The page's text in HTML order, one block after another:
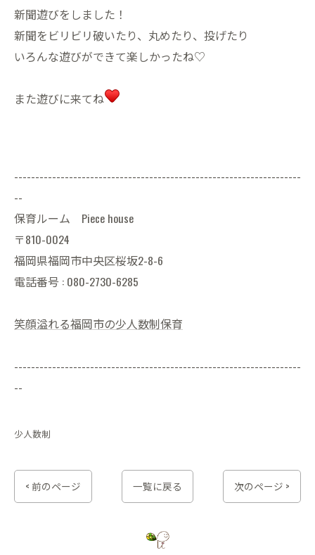
新聞遊びをしました！
新聞をビリビリ破いたり、丸めたり、投げたり
いろんな遊びができて楽しかったね♡
また遊びに来てね
--------------------------------------------------------------------
--
保育ルーム Piece house
〒810-0024
福岡県福岡市中央区桜坂2-8-6
電話番号 : 080-2730-6285
笑顔溢れる福岡市の少人数制保育
--------------------------------------------------------------------
--
少人数制
< 前のページ 一覧に戻る 次のページ >